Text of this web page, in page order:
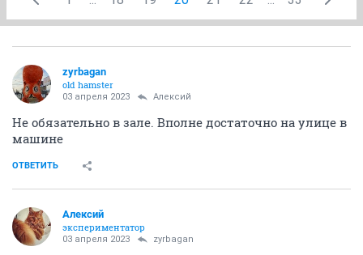
zyrbagan
old hamster
03 апреля 2023 Алексий
Не обязательно в зале. Вполне достаточно на улице в
машине
ОТВЕТИТЬ
Алексий
экспериментатор
03 апреля 2023 zyrbagan